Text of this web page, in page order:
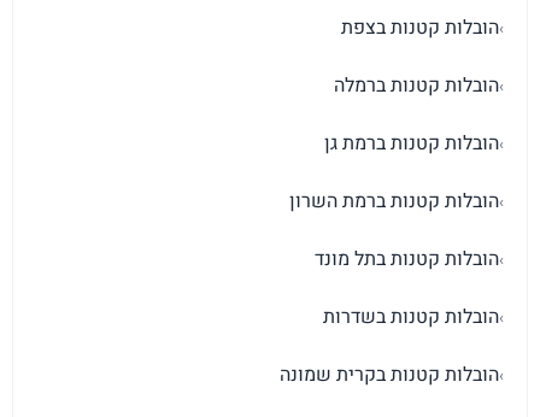
›הובלות קטנות בצפת
›הובלות קטנות ברמלה
›הובלות קטנות ברמת גן
›הובלות קטנות ברמת השרון
›הובלות קטנות בתל מונד
›הובלות קטנות בשדרות
›הובלות קטנות בקרית שמונה